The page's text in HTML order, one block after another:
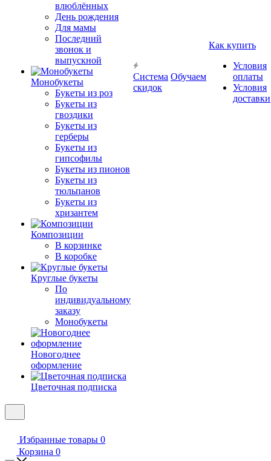
влюблённых
День рождения
Для мамы
Последний
звонок и
выпускной
Монобукеты
Букеты из роз
Букеты из
гвоздики
Букеты из
герберы
Букеты из
гипсофилы
Букеты из пионов
Букеты из
тюльпанов
Букеты из
хризантем
Композиции
В корзинке
В коробке
Круглые букеты
По
индивидуальному
заказу
Монобукеты
Новогоднее
оформление
Цветочная подписка
Система
скидок
Обучаем
Как купить
Условия
оплаты
Условия
доставки
Избранные товары 0
Корзина 0